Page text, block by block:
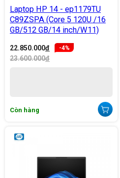
Laptop HP 14 - ep1179TU
C89ZSPA (Core 5 120U /16
GB/512 GB/14 inch/W11)
22.850.000đ -4%
23.600.000đ
Còn hàng